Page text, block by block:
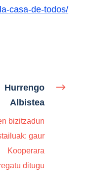
casa-de-todos/
Hurrengo
Albistea
bizitzadun
gaur
Kooperara
ditugu